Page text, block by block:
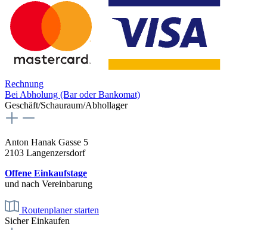
Rechnung
Bei Abholung (Bar oder Bankomat)
Geschäft/Schauraum/Abhollager
Anton Hanak Gasse 5
2103 Langenzersdorf
Offene Einkaufstage
und nach Vereinbarung
Routenplaner starten
Sicher Einkaufen